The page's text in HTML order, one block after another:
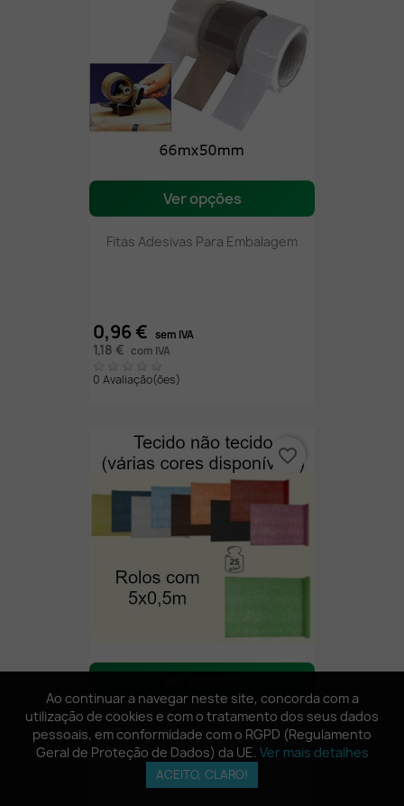
Ao continuar a navegar neste site, concorda com a
utilização de cookies e com o tratamento dos seus dados
pessoais, em conformidade com o RGPD (Regulamento
Geral de Proteção de Dados) da UE. Ver mais detalhes
ACEITO, CLARO!
Ver opções
Fitas Adesivas Para Embalagem
0,96 € sem IVA
1,18 € com IVA
0 Avaliação(ões)
Tecido Não Tecido Colorido (TNT)
favorite_border
Ao continuar a navegar neste site, concorda com a
utilização de cookies e com o tratamento dos seus dados
pessoais, em conformidade com o RGPD (Regulamento
Geral de Proteção de Dados) da UE. Ver mais detalhes
ACEITO, CLARO!